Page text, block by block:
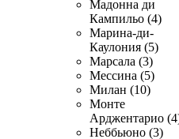
Мадонна ди
Кампильо (4)
Марина-ди-
Каулония (5)
Марсала (3)
Мессина (5)
Милан (10)
Монте
Арджентарио
Неббьюно (3)